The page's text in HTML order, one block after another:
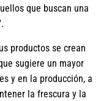
que buscan una
productos se crean
sugiere un mayor
y en la producción, a
la frescura y la